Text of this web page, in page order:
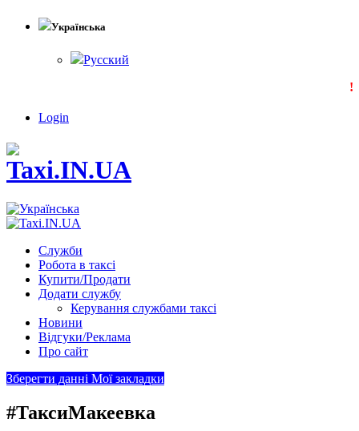
Українська
Русский
Login
Служби
Робота в таксі
Купити/Продати
Додати службу
Керування службами таксі
Новини
Відгуки/Реклама
Про сайт
Зберегти данні Мої закладки
#ТаксиМакеевка